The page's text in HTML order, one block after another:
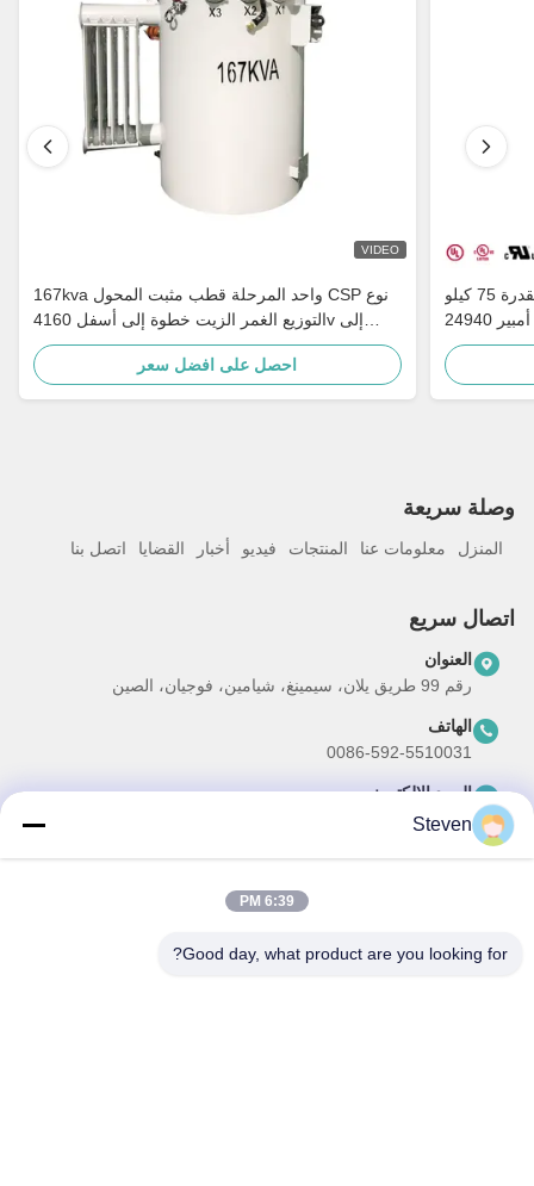
VIDEO
167kva واحد المرحلة قطب مثبت المحول CSP نوع
التوزيع الغمر الزيت خطوة إلى أسفل 4160v إلى
480v
احصل على افضل سعر
محول مثبت على عمود أحادي الطور بقدرة 75 كيلو
فولت أمبير 24940GrdY/14400V إلى 120/240V
الريفية
وصلة سريعة
المنزل معلومات عنا المنتجات فيديو أخبار القضايا اتصل بنا
اتصال سريع
العنوان
رقم 99 طريق يلان، سيمينغ، شيامين، فوجيان، الصين
الهاتف
0086-592-5510031
البريد الإلكتروني
steven@winley-electric.com
اشترك في نشرتنا الإخبارية للحصول على خصومات وأكثر.
Steven
6:39 PM
Good day, what product are you looking for?